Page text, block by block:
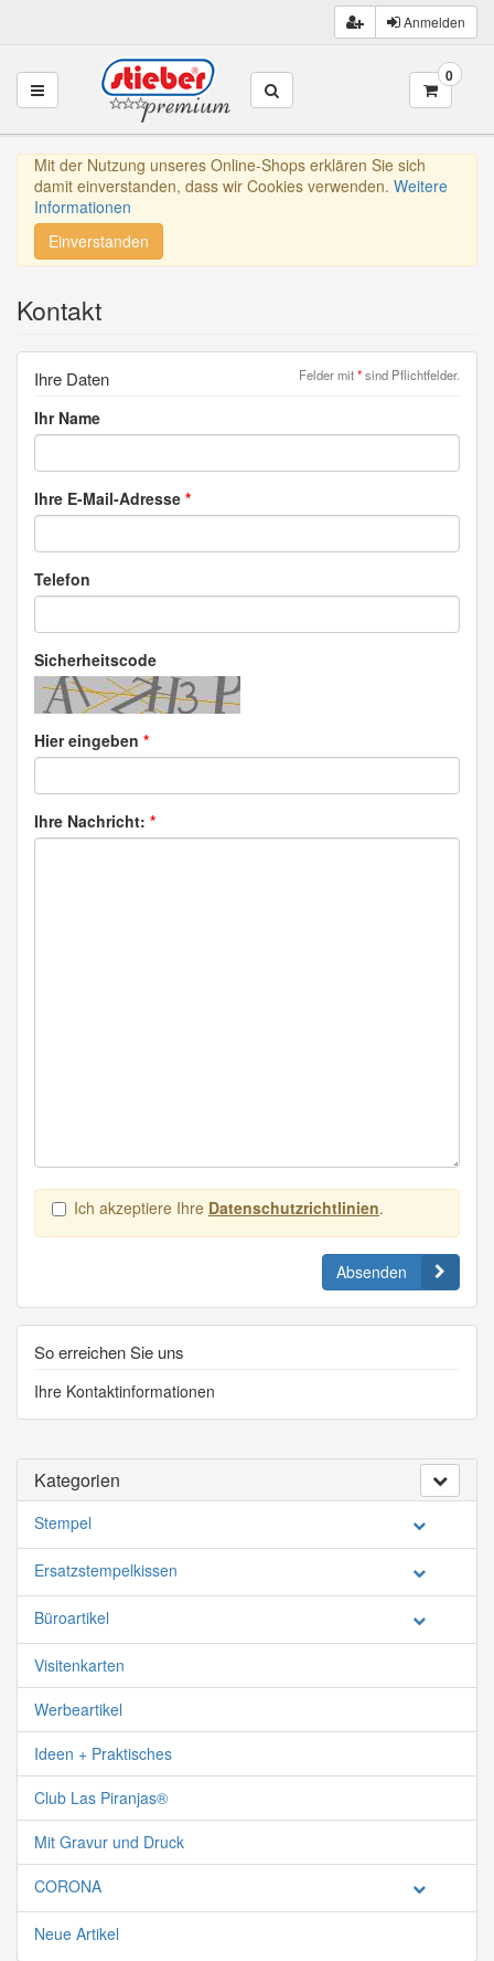
Anmelden
Toggle navigation
0
Mit der Nutzung unseres Online-Shops erklären Sie sich
damit einverstanden, dass wir Cookies verwenden. Weitere
Informationen
Einverstanden
Kontakt
Ihre Daten Felder mit*sind Pflichtfelder.
Ihr Name
Ihre E-Mail-Adresse *
Telefon
Sicherheitscode
Hier eingeben *
Ihre Nachricht: *
Ich akzeptiere Ihre Datenschutzrichtlinien.
Absenden
So erreichen Sie uns
Ihre Kontaktinformationen
Kategorien
Stempel
Ersatzstempelkissen
Büroartikel
Visitenkarten
Werbeartikel
Ideen + Praktisches
Club Las Piranjas®
Mit Gravur und Druck
CORONA
Neue Artikel